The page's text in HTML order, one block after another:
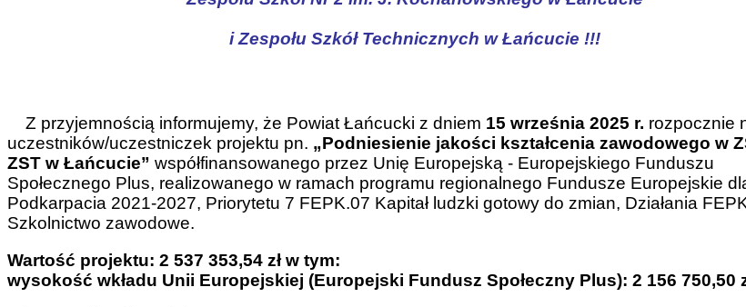
i Zespołu Szkół Technicznych w Łańcucie !!!
Z przyjemnością informujemy, że Powiat Łańcucki z dniem 15 września 2025 r. rozpocznie
uczestników/uczestniczek projektu pn. „Podniesienie jakości kształcenia zawodowego w
ZST w Łańcucie” współfinansowanego przez Unię Europejską - Europejskiego Funduszu
Społecznego Plus, realizowanego w ramach programu regionalnego Fundusze Europejskie
Podkarpacia 2021-2027, Priorytetu 7 FEPK.07 Kapitał ludzki gotowy do zmian, Działania
Szkolnictwo zawodowe.
Wartość projektu: 2 537 353,54 zł w tym:
wysokość wkładu Unii Europejskiej (Europejski Fundusz Społeczny Plus): 2 156 750,50